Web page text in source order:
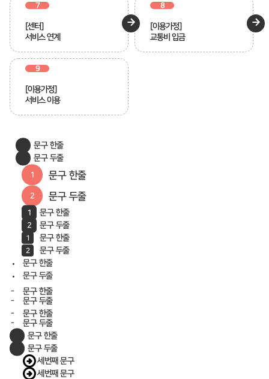
7
[센터]
서비스 연계
8
[이용가정]
교통비 입금
9
[이용가정]
서비스 이용
문구 한줄
문구 두줄
문구 한줄
문구 두줄
문구 한줄
문구 두줄
문구 한줄
문구 두줄
문구 한줄
문구 두줄
문구 한줄
문구 두줄
문구 한줄
문구 두줄
문구 한줄
문구 두줄
세번째 문구
세번째 문구